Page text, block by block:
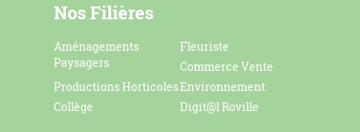
Nos Filières
Aménagements
Paysagers
Fleuriste
Commerce Vente
Productions HorticolesEnvironnement
Collège
Digit@l Roville